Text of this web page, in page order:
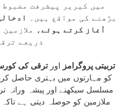
بڑھنے کی مواقع ہیں۔
آغاز کرتے ہوئے،
ذریعے
تربیتی پروگرامز اورترقی کی
کو مہارتوں میں بہتری حاصل
مسلسل سیکھنے اور پیشہ ورانہ
ملازمین کو حوصلہ دیتی ہے تاکہ